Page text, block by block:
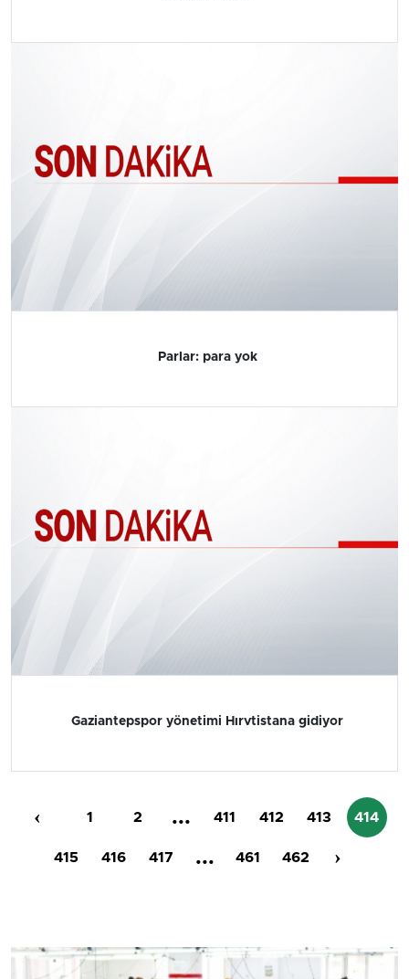
Parlar: para yok
Gaziantepspor yönetimi Hırvtistana gidiyor
‹ 1 2 ... 411 412 413 414
415 416 417 ... 461 462 ›